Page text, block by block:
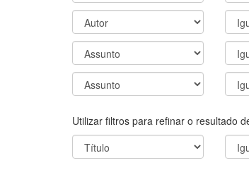
Utilizar filtros para refinar o resultado